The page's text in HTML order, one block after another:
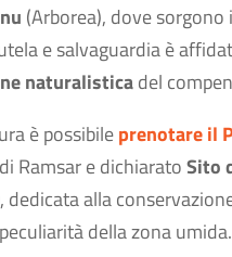
(Arborea), dove
e salvaguardia è
naturalisticadel
è possibileprenotare il
Ramsar e dichiaratoSito
, dedicata alla
della zona umida.